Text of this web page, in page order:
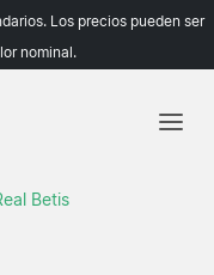
Los precios pueden ser
nominal.
Betis